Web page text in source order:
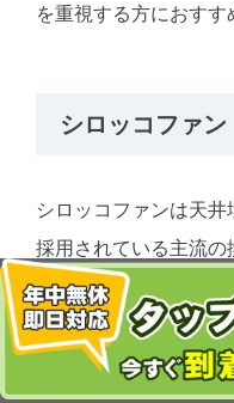
を重視する方におすす
シロッコファン
シロッコファンは天井
採用されている主流
して空気を強力に排
良く外に押し出しま
く、乾燥や加湿機能